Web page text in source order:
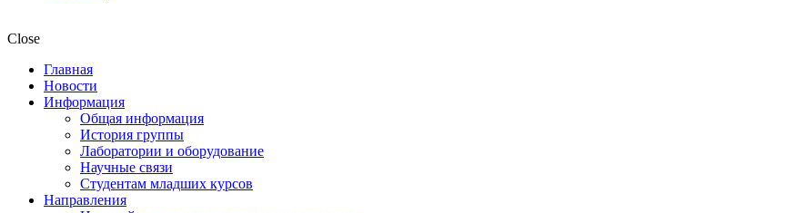
Close
Главная
Новости
Информация
Общая информация
История группы
Лаборатории и оборудование
Научные связи
Студентам младших курсов
Направления